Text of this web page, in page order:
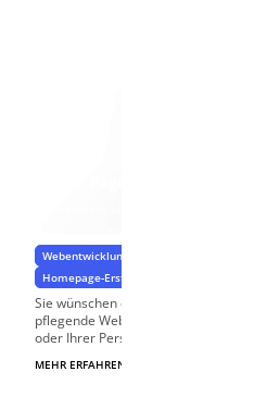
Webentwicklung
Homepage-Erstellung
Sie wünschen eine moderne,
pflegende Website zur Vorstellung
oder Ihrer Person? Wir erstellen Ihnen
MEHR ERFAHREN